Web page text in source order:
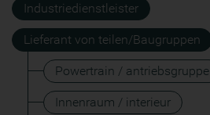
Industriedienstleister
Lieferant von teilen/Baugruppen
Powertrain / antriebsgruppe
Innenraum / interieur